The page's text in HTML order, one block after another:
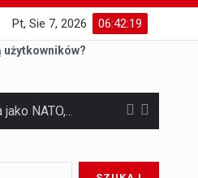
06:42:20
Pt, Sie 7, 2026
użytkowników?